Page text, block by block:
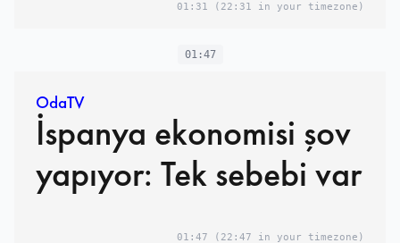
01:31 (22:31 in your timezone)
01:47
OdaTV
İspanya ekonomisi şov
yapıyor: Tek sebebi var
01:47 (22:47 in your timezone)